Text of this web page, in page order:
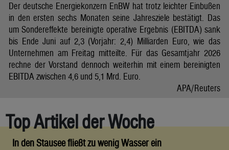
Der deutsche Energiekonzern EnBW hat trotz leichter Einbußen
in den ersten sechs Monaten seine Jahresziele bestätigt. Das
um Sondereffekte bereinigte operative Ergebnis (EBITDA) sank
bis Ende Juni auf 2,3 (Vorjahr: 2,4) Milliarden Euro, wie das
Unternehmen am Freitag mitteilte. Für das Gesamtjahr 2026
rechne der Vorstand dennoch weiterhin mit einem bereinigten
EBITDA zwischen 4,6 und 5,1 Mrd. Euro.
APA/Reuters
Top Artikel der Woche
In den Stausee fließt zu wenig Wasser ein